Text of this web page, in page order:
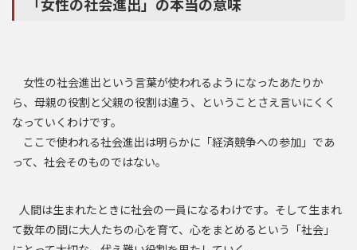
女性の社会進出という言葉が使われるようになったあたりか
ら、母親の役割と父親の役割は違う、ということさえ言いにくく
なっていくわけです。
ここで使われる社会進出は明らかに「経済競争への参加」であ
って、社会そのものではない。
人間は生まれたときに社会の一員になるわけです。そして生まれ
て数年の間に大人たちの心を育て、心をまとめるという「社会」